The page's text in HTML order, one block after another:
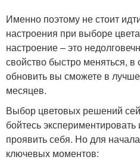
Именно поэтому не стоит
настроения при выборе
настроение – это
свойство быстро меняться,
обновить вы сможете в
месяцев.
Выбор цветовых решений
бойтесь
проявить себя. Но для
ключевых моментов: